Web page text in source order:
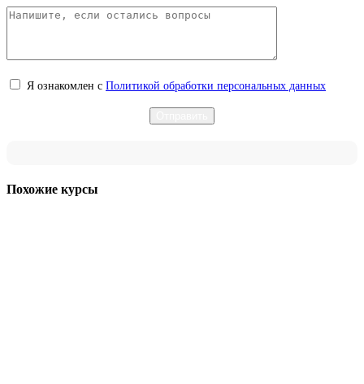
Я ознакомлен с Политикой обработки персональных данных
Похожие курсы